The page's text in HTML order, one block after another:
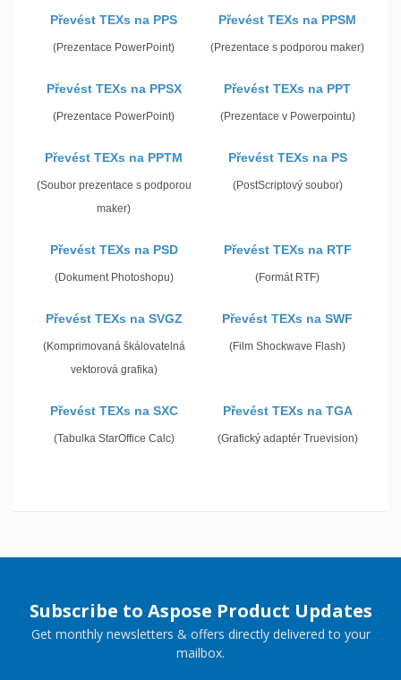
Převést TEXs na PPS
(Prezentace PowerPoint)
Převést TEXs na PPSM
(Prezentace s podporou maker)
Převést TEXs na PPSX
(Prezentace PowerPoint)
Převést TEXs na PPT
(Prezentace v Powerpointu)
Převést TEXs na PPTM
(Soubor prezentace s podporou
maker)
Převést TEXs na PS
(PostScriptový soubor)
Převést TEXs na PSD
(Dokument Photoshopu)
Převést TEXs na RTF
(Formát RTF)
Převést TEXs na SVGZ
(Komprimovaná škálovatelná
vektorová grafika)
Převést TEXs na SWF
(Film Shockwave Flash)
Převést TEXs na SXC
(Tabulka StarOffice Calc)
Převést TEXs na TGA
(Grafický adaptér Truevision)
Subscribe to Aspose Product Updates
Get monthly newsletters & offers directly delivered to your
mailbox.